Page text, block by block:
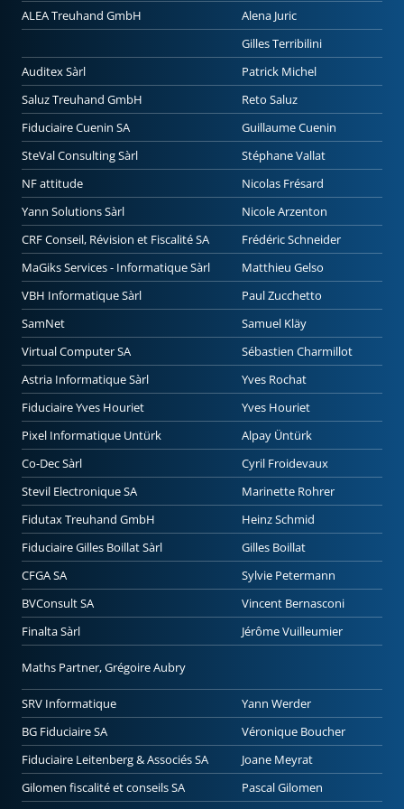
ALEA Treuhand GmbH
Alena Juric
Gilles Terribilini
Auditex Sàrl
Patrick Michel
Saluz Treuhand GmbH
Reto Saluz
Fiduciaire Cuenin SA
Guillaume Cuenin
SteVal Consulting Sàrl
Stéphane Vallat
NF attitude
Nicolas Frésard
Yann Solutions Sàrl
Nicole Arzenton
CRF Conseil, Révision et Fiscalité SA
Frédéric Schneider
MaGiks Services - Informatique Sàrl
Matthieu Gelso
VBH Informatique Sàrl
Paul Zucchetto
SamNet
Samuel Kläy
Virtual Computer SA
Sébastien Charmillot
Astria Informatique Sàrl
Yves Rochat
Fiduciaire Yves Houriet
Yves Houriet
Pixel Informatique Untürk
Alpay Üntürk
Co-Dec Sàrl
Cyril Froidevaux
Stevil Electronique SA
Marinette Rohrer
Fidutax Treuhand GmbH
Heinz Schmid
Fiduciaire Gilles Boillat Sàrl
Gilles Boillat
CFGA SA
Sylvie Petermann
BVConsult SA
Vincent Bernasconi
Finalta Sàrl
Jérôme Vuilleumier
Maths Partner, Grégoire Aubry
SRV Informatique
Yann Werder
BG Fiduciaire SA
Véronique Boucher
Fiduciaire Leitenberg & Associés SA
Joane Meyrat
Gilomen fiscalité et conseils SA
Pascal Gilomen